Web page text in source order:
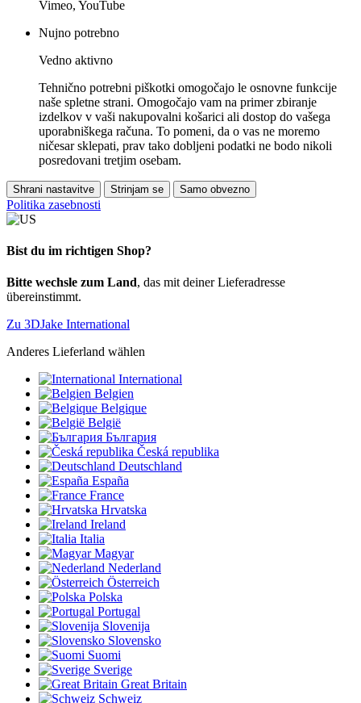
Vimeo, YouTube
Nujno potrebno
Vedno aktivno
Tehnično potrebni piškotki omogočajo le osnovne funkcije
naše spletne strani. Omogočajo vam na primer zbiranje
izdelkov v vaši nakupovalni košarici ali dostop do vašega
uporabniškega računa. To pomeni, da o vas ne moremo
ničesar sklepati, prav tako dobljeni podatki ne bodo nikoli
posredovani tretjim osebam.
Shrani nastavitve Strinjam se Samo obvezno
Politika zasebnosti
Bist du im richtigen Shop?
Bitte wechsle zum Land, das mit deiner Lieferadresse
übereinstimmt.
Zu 3DJake International
Anderes Lieferland wählen
International
Belgien
Belgique
België
България
Česká republika
Deutschland
España
France
Hrvatska
Ireland
Italia
Magyar
Nederland
Österreich
Polska
Portugal
Slovenija
Slovensko
Suomi
Sverige
Great Britain
Schweiz